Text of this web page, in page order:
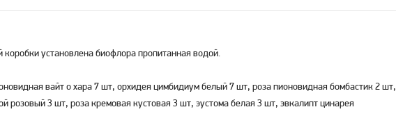
коробки установлена биофлора пропитанная водой.
вайт о хара 7 шт, орхидея цимбидиум белый 7 шт, роза пионовидная бомбастик 2 шт,
розовый 3 шт, роза кремовая кустовая 3 шт, эустома белая 3 шт, эвкалипт цинарея